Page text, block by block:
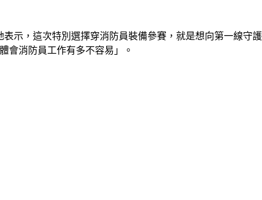
示，這次特別選擇穿消防員裝備參賽，就是想向第一線守
會消防員工作有多不容易」。